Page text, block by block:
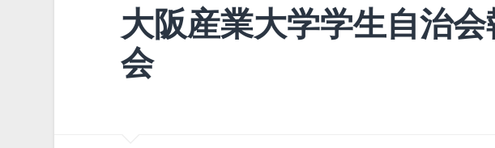
大阪産業大学学生自治
会